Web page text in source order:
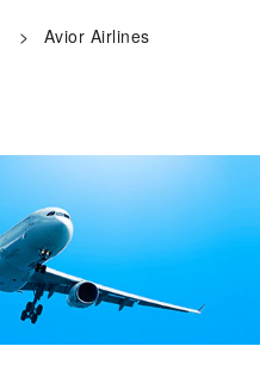
> Avior Airlines